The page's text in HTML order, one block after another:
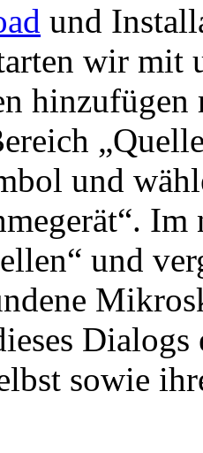
und
wir mit
hinzufügen
und
und
sowie